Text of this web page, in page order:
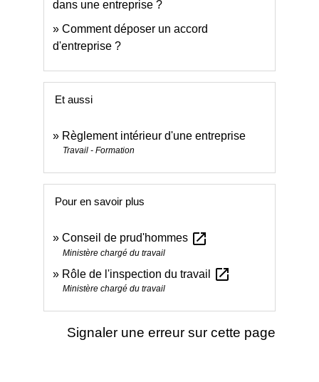
dans une entreprise ?
Comment déposer un accord
d'entreprise ?
Et aussi
Règlement intérieur d'une entreprise
Travail - Formation
Pour en savoir plus
Conseil de prud'hommes open_in_new
Ministère chargé du travail
Rôle de l'inspection du travail open_in_new
Ministère chargé du travail
Signaler une erreur sur cette page